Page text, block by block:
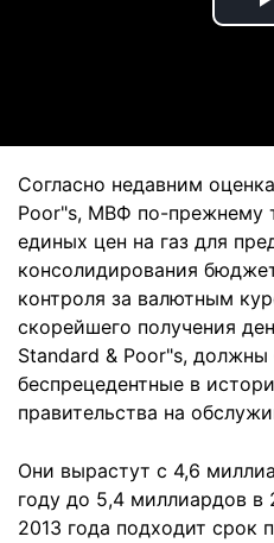
Согласно недавним
Poor"s, МВФ по-прежнему
единых цен на газ для
консолидирования
контроля за валютным
скорейшего получения
Standard & Poor"s, должны
беспрецедентные в
правительства на
Они вырастут с 4,6
году до 5,4 миллиардов в
2013 года подходит срок